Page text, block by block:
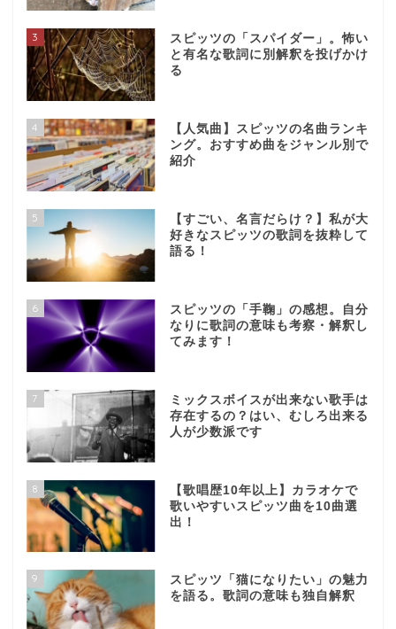
3
スピッツの「スパイダー」。怖い
と有名な歌詞に別解釈を投げかけ
る
4
【人気曲】スピッツの名曲ランキ
ング。おすすめ曲をジャンル別で
紹介
5
【すごい、名言だらけ？】私が大
好きなスピッツの歌詞を抜粋して
語る！
6
スピッツの「手鞠」の感想。自分
なりに歌詞の意味も考察・解釈し
てみます！
7
ミックスボイスが出来ない歌手は
存在するの？はい、むしろ出来る
人が少数派です
8
【歌唱歴10年以上】カラオケで
歌いやすいスピッツ曲を10曲選
出！
9
スピッツ「猫になりたい」の魅力
を語る。歌詞の意味も独自解釈